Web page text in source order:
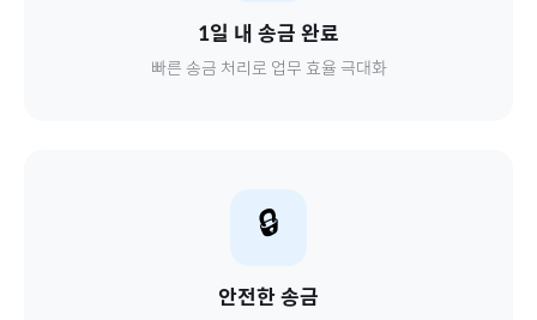
1일 내 송금 완료
빠른 송금 처리로 업무 효율 극대화
🔒
안전한 송금